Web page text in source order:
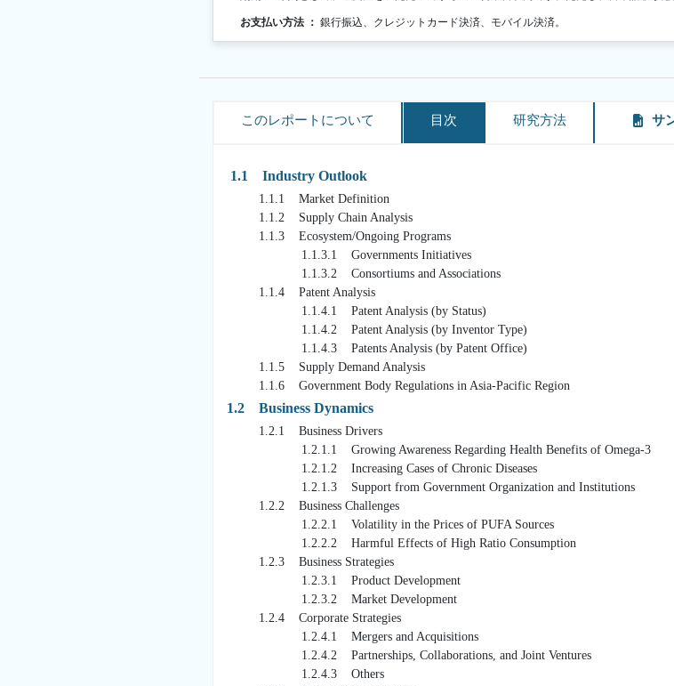
お支払い方法 ： 銀行振込、クレジットカード決済、モバイル決済。
このレポートについて 目次 研究方法 サ
1.1 Industry Outlook
1.1.1 Market Definition
1.1.2 Supply Chain Analysis
1.1.3 Ecosystem/Ongoing Programs
1.1.3.1 Governments Initiatives
1.1.3.2 Consortiums and Associations
1.1.4 Patent Analysis
1.1.4.1 Patent Analysis (by Status)
1.1.4.2 Patent Analysis (by Inventor Type)
1.1.4.3 Patents Analysis (by Patent Office)
1.1.5 Supply Demand Analysis
1.1.6 Government Body Regulations in Asia-Pacific Region
1.2 Business Dynamics
1.2.1 Business Drivers
1.2.1.1 Growing Awareness Regarding Health Benefits of Omega-3
1.2.1.2 Increasing Cases of Chronic Diseases
1.2.1.3 Support from Government Organization and Institutions
1.2.2 Business Challenges
1.2.2.1 Volatility in the Prices of PUFA Sources
1.2.2.2 Harmful Effects of High Ratio Consumption
1.2.3 Business Strategies
1.2.3.1 Product Development
1.2.3.2 Market Development
1.2.4 Corporate Strategies
1.2.4.1 Mergers and Acquisitions
1.2.4.2 Partnerships, Collaborations, and Joint Ventures
1.2.4.3 Others